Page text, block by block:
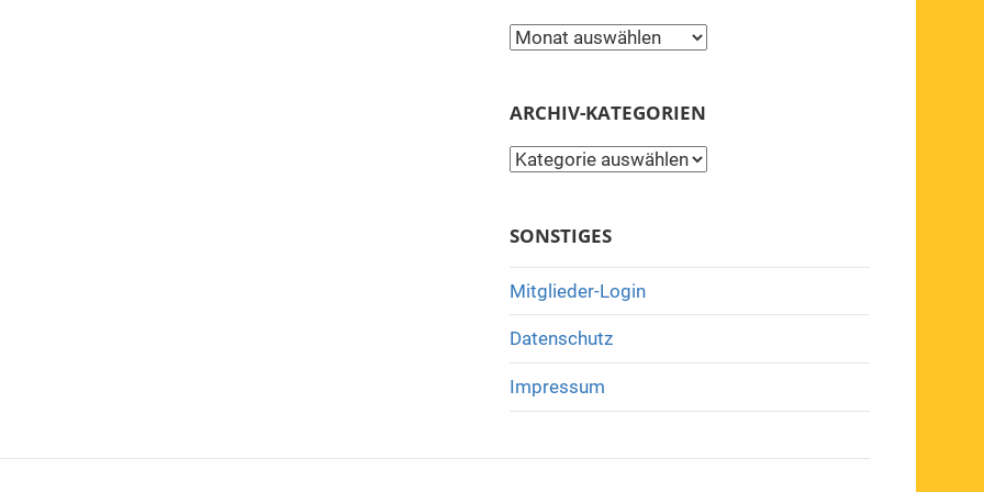
Archiv
ARCHIV-KATEGORIEN
Archiv-
SONSTIGES
Mitglieder-Login
Datenschutz
Impressum